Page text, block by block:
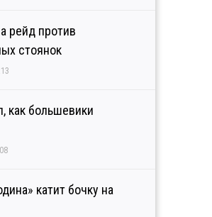
рейд против
стоянок
как большевики
катит бочку на